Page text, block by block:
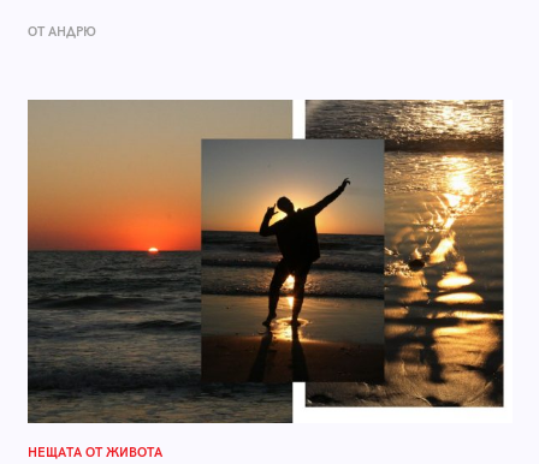
ОТ АНДРЮ
НЕЩАТА ОТ ЖИВОТА